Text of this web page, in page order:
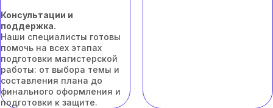
Консультации и
поддержка.
Наши специалисты готовы
помочь на всех этапах
подготовки магистерской
работы: от выбора темы и
составления плана до
финального оформления и
подготовки к защите.